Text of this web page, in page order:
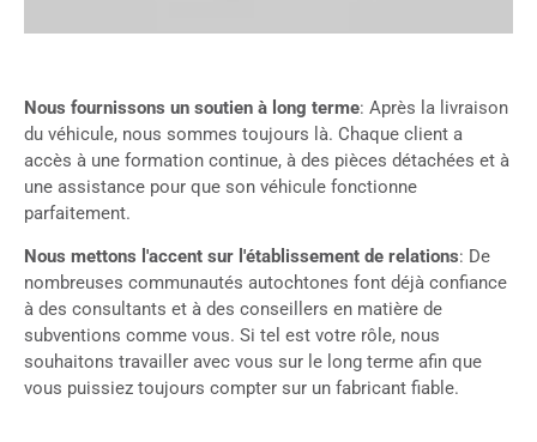
Nous fournissons un soutien à long terme: Après la livraison
du véhicule, nous sommes toujours là. Chaque client a
accès à une formation continue, à des pièces détachées et à
une assistance pour que son véhicule fonctionne
parfaitement.
Nous mettons l'accent sur l'établissement de relations: De
nombreuses communautés autochtones font déjà confiance
à des consultants et à des conseillers en matière de
subventions comme vous. Si tel est votre rôle, nous
souhaitons travailler avec vous sur le long terme afin que
vous puissiez toujours compter sur un fabricant fiable.